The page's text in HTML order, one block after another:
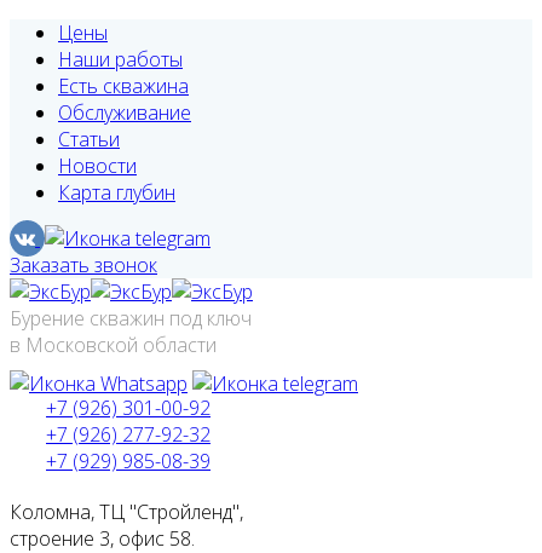
Цены
Наши работы
Есть скважина
Обслуживание
Статьи
Новости
Карта глубин
Заказать звонок
Бурение скважин под ключ
в Московской области
+7 (926) 301-00-92
+7 (926) 277-92-32
+7 (929) 985-08-39
Коломна, ТЦ "Стройленд",
строение 3, офис 58.